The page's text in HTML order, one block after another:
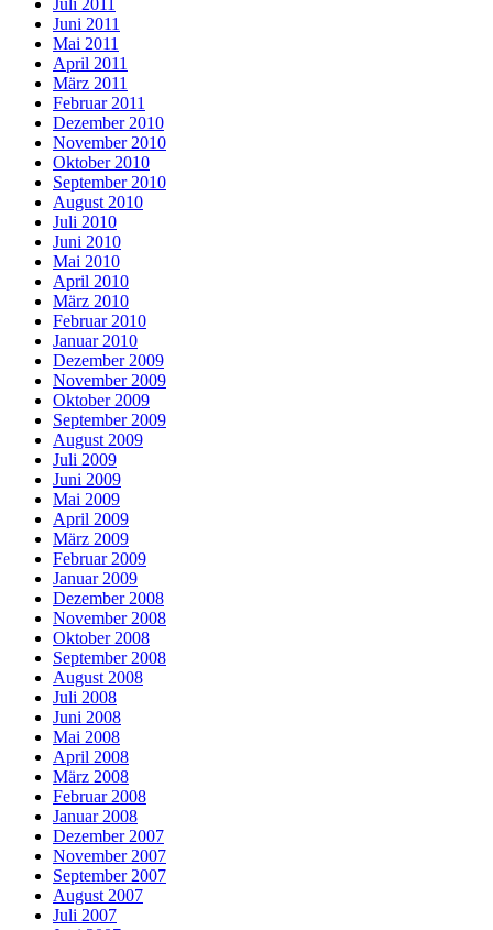
Juli 2011
Juni 2011
Mai 2011
April 2011
März 2011
Februar 2011
Dezember 2010
November 2010
Oktober 2010
September 2010
August 2010
Juli 2010
Juni 2010
Mai 2010
April 2010
März 2010
Februar 2010
Januar 2010
Dezember 2009
November 2009
Oktober 2009
September 2009
August 2009
Juli 2009
Juni 2009
Mai 2009
April 2009
März 2009
Februar 2009
Januar 2009
Dezember 2008
November 2008
Oktober 2008
September 2008
August 2008
Juli 2008
Juni 2008
Mai 2008
April 2008
März 2008
Februar 2008
Januar 2008
Dezember 2007
November 2007
September 2007
August 2007
Juli 2007